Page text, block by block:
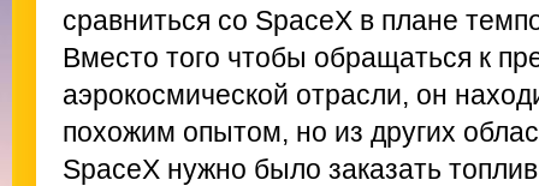
сравниться со SpaceX в плане
Вместо того чтобы обращаться к
аэрокосмической отрасли, он
похожим опытом, но из других
SpaceX нужно было заказать